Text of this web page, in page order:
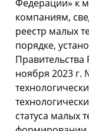
Федерации» к
компаниям,
реестр малых
порядке,
ноября 2023 г.
статуса малых